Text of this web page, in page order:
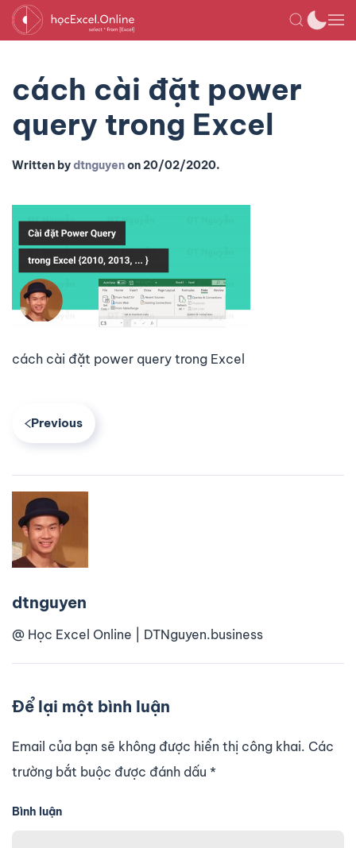
cách cài đặt power
query trong Excel
Written bydtnguyenon20/02/2020.
cách cài đặt power query trong Excel
Previous
dtnguyen
@ Học Excel Online | DTNguyen.business
Để lại một bình luận
Email của bạn sẽ không được hiển thị công khai. Các
trường bắt buộc được đánh dấu *
Bình luận